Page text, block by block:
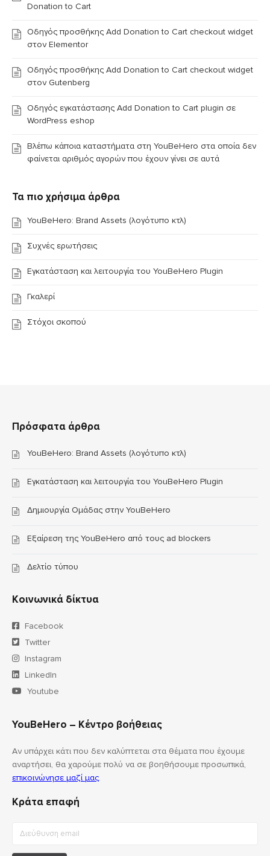
Donation to Cart
Οδηγός προσθήκης Add Donation to Cart checkout widget
στον Elementor
Οδηγός προσθήκης Add Donation to Cart checkout widget
στον Gutenberg
Οδηγός εγκατάστασης Add Donation to Cart plugin σε
WordPress eshop
Βλέπω κάποια καταστήματα στη YouBeHero στα οποία δεν
φαίνεται αριθμός αγορών που έχουν γίνει σε αυτά
Τα πιο χρήσιμα άρθρα
YouBeHero: Brand Assets (λογότυπο κτλ)
Συχνές ερωτήσεις
Εγκατάσταση και λειτουργία του YouBeHero Plugin
Γκαλερί
Στόχοι σκοπού
Πρόσφατα άρθρα
YouBeHero: Brand Assets (λογότυπο κτλ)
Εγκατάσταση και λειτουργία του YouBeHero Plugin
Δημιουργία Ομάδας στην YouBeHero
Εξαίρεση της YouBeHero από τους ad blockers
Δελτίο τύπου
Κοινωνικά δίκτυα
Facebook
Twitter
Instagram
LinkedIn
Youtube
YouBeHero – Κέντρο βοήθειας
Αν υπάρχει κάτι που δεν καλύπτεται στα θέματα που έχουμε
αναρτήσει, θα χαρούμε πολύ να σε βοηθήσουμε προσωπικά,
επικοινώνησε μαζί μας.
Κράτα επαφή